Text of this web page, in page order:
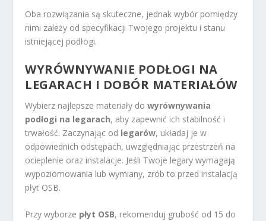
Oba rozwiązania są skuteczne, jednak wybór pomiędzy
nimi zależy od specyfikacji Twojego projektu i stanu
istniejącej podłogi.
WYRÓWNYWANIE PODŁOGI NA
LEGARACH I DOBÓR MATERIAŁÓW
Wybierz najlepsze materiały dowyrównywania
podłogi na legarach, aby zapewnić ich stabilność i
trwałość. Zaczynając od legarów, układaj je w
odpowiednich odstępach, uwzględniając przestrzeń na
ocieplenie oraz instalacje. Jeśli Twoje legary wymagają
wypoziomowania lub wymiany, zrób to przed instalacją
płyt OSB.
Przy wyborze płyt OSB, rekomenduj grubość od 15 do